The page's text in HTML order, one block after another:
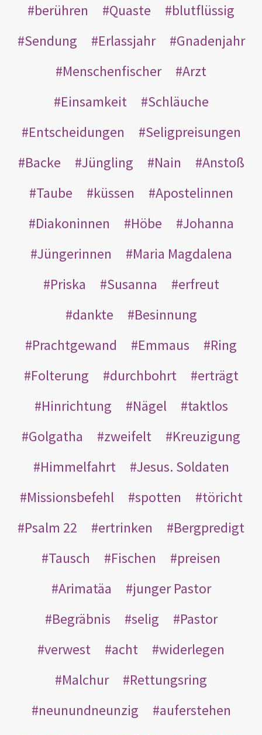
berühren
Quaste
blutflüssig
Sendung
Erlassjahr
Gnadenjahr
Menschenfischer
Arzt
Einsamkeit
Schläuche
Entscheidungen
Seligpreisungen
Backe
Jüngling Nain
Anstoß
Taube
küssen
Apostelinnen
Diakoninnen
Höbe
Johanna
Jüngerinnen
Maria Magdalena
Priska
Susanna
erfreut
dankte
Besinnung
Prachtgewand
Emmaus
Ring
Folterung
durchbohrt
erträgt
Hinrichtung
Nägel
taktlos
Golgatha
zweifelt
Kreuzigung
Himmelfahrt
Jesus. Soldaten
Missionsbefehl
spotten
töricht
Psalm 22
ertrinken
Bergpredigt
Tausch
Fischen
preisen
Arimatäa
junger Pastor
Begräbnis
selig
Pastor
verwest
acht
widerlegen
Malchur
Rettungsring
neunundneunzig
auferstehen